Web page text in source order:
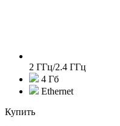
2 ГГц/2.4 ГГц
4 Гб
Ethernet
Купить